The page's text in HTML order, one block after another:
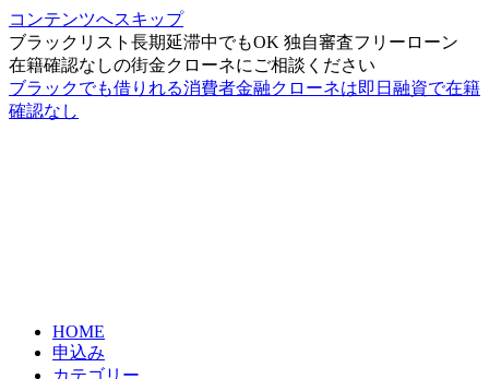
コンテンツへスキップ
ブラックリスト長期延滞中でもOK 独自審査フリーローン
在籍確認なしの街金クローネにご相談ください
ブラックでも借りれる消費者金融クローネは即日融資で在籍
確認なし
HOME
申込み
カテゴリー